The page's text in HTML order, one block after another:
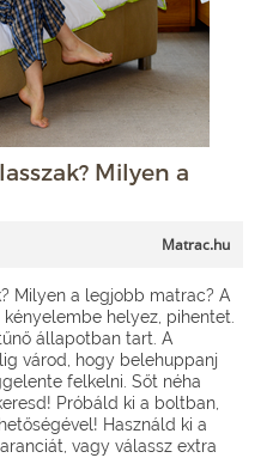
Milyen a
Matrac.hu
Milyen a legjobb matrac? A
helyez, pihentet.
állapotban tart. A
várod, hogy belehuppanj
felkelni. Sőt néha
Próbáld ki a boltban,
Használd ki a
vagy válassz extra